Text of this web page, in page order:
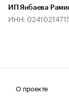
ИП Янбаева
ИНН:
О проекте